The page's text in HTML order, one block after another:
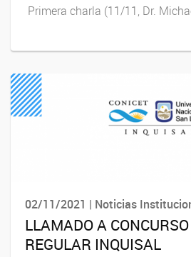
Primera charla (11/11, Dr.
02/11/2021 | Noticias
LLAMADO A
REGULAR INQUISAL